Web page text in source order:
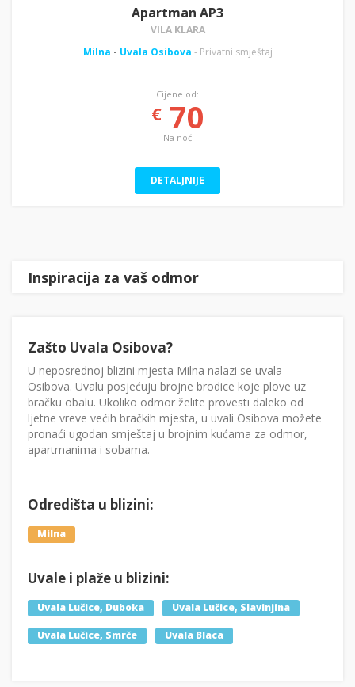
Apartman AP3
VILA KLARA
Milna - Uvala Osibova - Privatni smještaj
Cijene od:
€70
Na noć
DETALJNIJE
Inspiracija za vaš odmor
Zašto Uvala Osibova?
U neposrednoj blizini mjesta Milna nalazi se uvala
Osibova. Uvalu posjećuju brojne brodice koje plove uz
bračku obalu. Ukoliko odmor želite provesti daleko od
ljetne vreve većih bračkih mjesta, u uvali Osibova možete
pronaći ugodan smještaj u brojnim kućama za odmor,
apartmanima i sobama.
Odredišta u blizini:
Milna
Uvale i plaže u blizini:
Uvala Lučice, Duboka Uvala Lučice, Slavinjina
Uvala Lučice, Smrče Uvala Blaca